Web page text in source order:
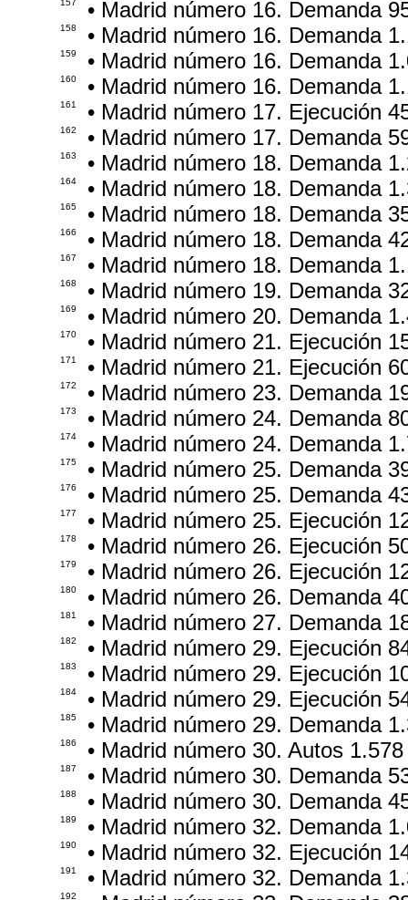
157 • Madrid número 16. Demanda
158 • Madrid número 16. Demanda
159 • Madrid número 16. Demanda
160 • Madrid número 16. Demanda
161 • Madrid número 17. Ejecución
162 • Madrid número 17. Demanda
163 • Madrid número 18. Demanda
164 • Madrid número 18. Demanda
165 • Madrid número 18. Demanda
166 • Madrid número 18. Demanda
167 • Madrid número 18. Demanda
168 • Madrid número 19. Demanda
169 • Madrid número 20. Demanda
170 • Madrid número 21. Ejecución
171 • Madrid número 21. Ejecución
172 • Madrid número 23. Demanda
173 • Madrid número 24. Demanda
174 • Madrid número 24. Demanda
175 • Madrid número 25. Demanda
176 • Madrid número 25. Demanda
177 • Madrid número 25. Ejecución
178 • Madrid número 26. Ejecución
179 • Madrid número 26. Ejecución
180 • Madrid número 26. Demanda
181 • Madrid número 27. Demanda
182 • Madrid número 29. Ejecución
183 • Madrid número 29. Ejecución
184 • Madrid número 29. Ejecución
185 • Madrid número 29. Demanda
186 • Madrid número 30. Autos
187 • Madrid número 30. Demanda
188 • Madrid número 30. Demanda
189 • Madrid número 32. Demanda
190 • Madrid número 32. Ejecución
191 • Madrid número 32. Demanda
192